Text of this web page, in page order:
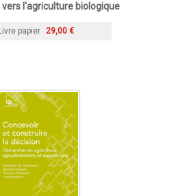
l'agriculture biologique
Livre papier 29,00 €